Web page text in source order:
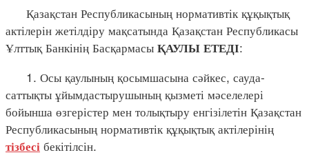
Қазақстан Республикасының нормативтік құқықтық
актілерін жетілдіру мақсатында Қазақстан Республикасы
Ұлттық Банкінің Басқармасы ҚАУЛЫ ЕТЕДІ:
1. Осы қаулының қосымшасына сәйкес, сауда-
саттықты ұйымдастырушының қызметі мәселелері
бойынша өзгерістер мен толықтыру енгізілетін Қазақстан
Республикасының нормативтік құқықтық актілерінің
тізбесі бекітілсін.